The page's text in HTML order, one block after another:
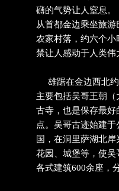
礴的气势让人窒息。
从首都金边乘坐旅
农家村落，约六个
禁让人感动于人类伟
雄踞在金边西北约
主要包括吴哥王朝
古寺，也是保存最
点。吴哥古迹始建
国，在洞里萨湖北
花园、城堡等，使
各式建筑600余座，